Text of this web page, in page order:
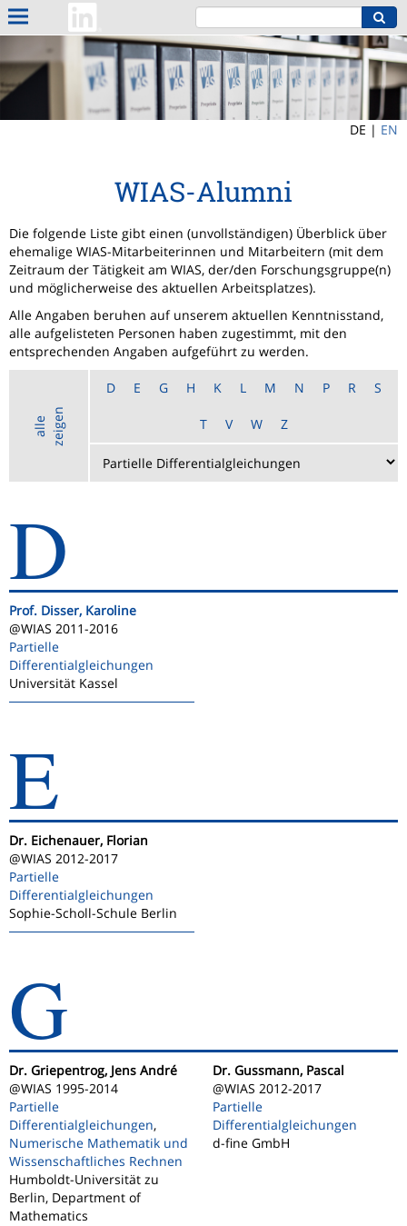
DE | EN
WIAS-Alumni
Die folgende Liste gibt einen (unvollständigen) Überblick über
ehemalige WIAS-Mitarbeiterinnen und Mitarbeitern (mit dem
Zeitraum der Tätigkeit am WIAS, der/den Forschungsgruppe(n)
und möglicherweise des aktuellen Arbeitsplatzes).
Alle Angaben beruhen auf unserem aktuellen Kenntnisstand,
alle aufgelisteten Personen haben zugestimmt, mit den
entsprechenden Angaben aufgeführt zu werden.
a
l
l
e
z
e
i
g
e n
D E G H K L M N P R S
T V W Z
D
Prof. Disser, Karoline
@WIAS 2011-2016
Partielle
Differentialgleichungen
Universität Kassel
E
Dr. Eichenauer, Florian
@WIAS 2012-2017
Partielle
Differentialgleichungen
Sophie-Scholl-Schule Berlin
G
Dr. Griepentrog, Jens André
@WIAS 1995-2014
Partielle
Differentialgleichungen,
Numerische Mathematik und
Wissenschaftliches Rechnen
Humboldt-Universität zu
Berlin, Department of
Mathematics
Dr. Gussmann, Pascal
@WIAS 2012-2017
Partielle
Differentialgleichungen
d-fine GmbH